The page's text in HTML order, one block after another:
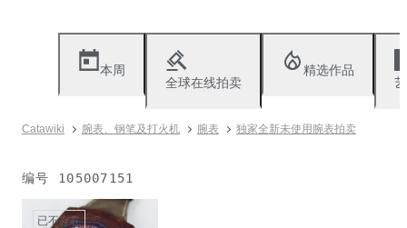
本周
全球在线拍卖
精选作品
Catawiki 腕表、钢笔及打火机 腕表 独家全新未使用腕表拍卖
编号 105007151
已不存在